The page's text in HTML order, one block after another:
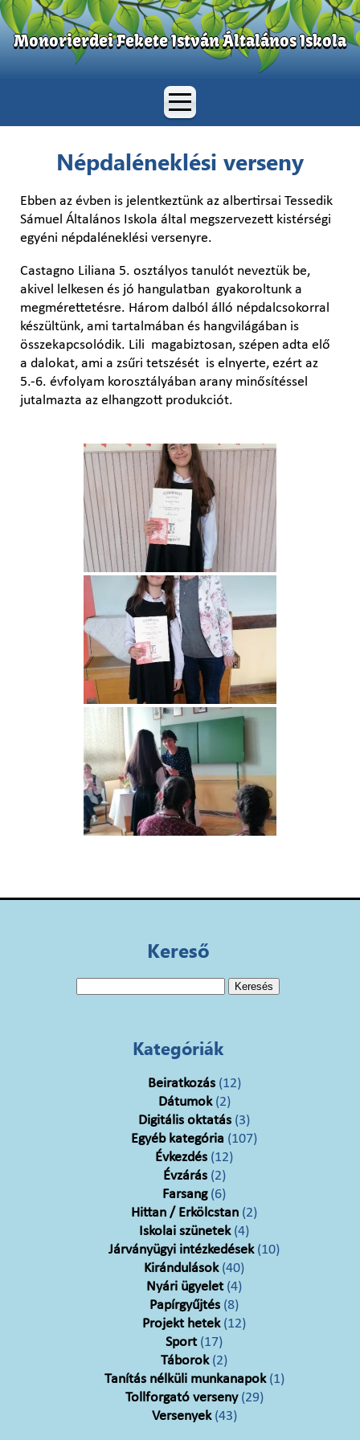
Monorierdei Fekete István Általános Iskola
Népdaléneklési verseny
Ebben az évben is jelentkeztünk az albertirsai Tessedik
Sámuel Általános Iskola által megszervezett kistérségi
egyéni népdaléneklési versenyre.
Castagno Liliana 5. osztályos tanulót neveztük be,
akivel lelkesen és jó hangulatban gyakoroltunk a
megmérettetésre. Három dalból álló népdalcsokorral
készültünk, ami tartalmában és hangvilágában is
összekapcsolódik. Lili magabiztosan, szépen adta elő
a dalokat, ami a zsűri tetszését is elnyerte, ezért az
5.-6. évfolyam korosztályában arany minősítéssel
jutalmazta az elhangzott produkciót.
Kereső
Kategóriák
Beiratkozás(12)
Dátumok(2)
Digitális oktatás (3)
Egyéb kategória (107)
Évkezdés (12)
Évzárás(2)
Farsang(6)
Hittan / Erkölcstan (2)
Iskolai szünetek(4)
Járványügyi intézkedések(10)
Kirándulások(40)
Nyári ügyelet(4)
Papírgyűjtés (8)
Projekt hetek(12)
Sport(17)
Táborok(2)
Tanítás nélküli munkanapok(1)
Tollforgató verseny(29)
Versenyek(43)